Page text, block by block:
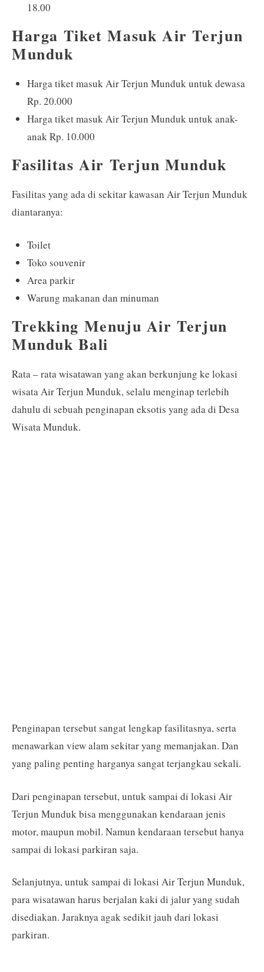
18.00
Harga Tiket Masuk Air Terjun
Munduk
Harga tiket masuk Air Terjun Munduk untuk dewasa
Rp. 20.000
Harga tiket masuk Air Terjun Munduk untuk anak-
anak Rp. 10.000
Fasilitas Air Terjun Munduk
Fasilitas yang ada di sekitar kawasan Air Terjun Munduk
diantaranya:
Toilet
Toko souvenir
Area parkir
Warung makanan dan minuman
Trekking Menuju Air Terjun
Munduk Bali
Rata – rata wisatawan yang akan berkunjung ke lokasi
wisata Air Terjun Munduk, selalu menginap terlebih
dahulu di sebuah penginapan eksotis yang ada di Desa
Wisata Munduk.
Penginapan tersebut sangat lengkap fasilitasnya, serta
menawarkan view alam sekitar yang memanjakan. Dan
yang paling penting harganya sangat terjangkau sekali.
Dari penginapan tersebut, untuk sampai di lokasi Air
Terjun Munduk bisa menggunakan kendaraan jenis
motor, maupun mobil. Namun kendaraan tersebut hanya
sampai di lokasi parkiran saja.
Selanjutnya, untuk sampai di lokasi Air Terjun Munduk,
para wisatawan harus berjalan kaki di jalur yang sudah
disediakan. Jaraknya agak sedikit jauh dari lokasi
parkiran.